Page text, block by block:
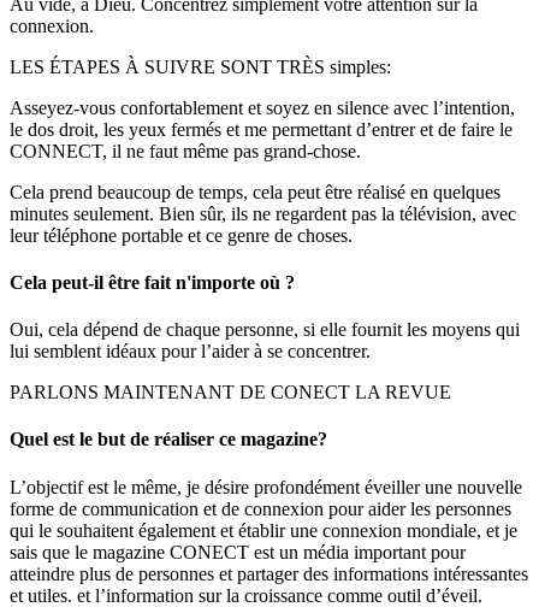
connexion.
LES ÉTAPES À SUIVRE SONT TRÈS simples:
Asseyez-vous confortablement et soyez en silence avec l’intention,
le dos droit, les yeux fermés et me permettant d’entrer et de faire le
CONNECT, il ne faut même pas grand-chose.
Cela prend beaucoup de temps, cela peut être réalisé en quelques
minutes seulement. Bien sûr, ils ne regardent pas la télévision, avec
leur téléphone portable et ce genre de choses.
Cela peut-il être fait n'importe où ?
Oui, cela dépend de chaque personne, si elle fournit les moyens qui
lui semblent idéaux pour l’aider à se concentrer.
PARLONS MAINTENANT DE CONECT LA REVUE
Quel est le but de réaliser ce magazine?
L’objectif est le même, je désire profondément éveiller une nouvelle
forme de communication et de connexion pour aider les personnes
qui le souhaitent également et établir une connexion mondiale, et je
sais que le magazine CONECT est un média important pour
atteindre plus de personnes et partager des informations intéressantes
et utiles. et l’information sur la croissance comme outil d’éveil.